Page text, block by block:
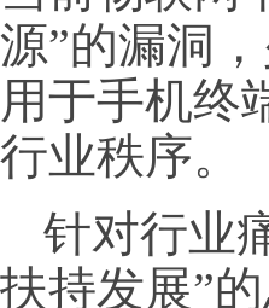
源”的漏洞
用于手机终
行业秩序。
针对行业
扶持发展”